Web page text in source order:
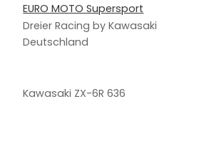
EURO MOTO Supersport
Dreier Racing by Kawasaki
Deutschland
Kawasaki ZX-6R 636